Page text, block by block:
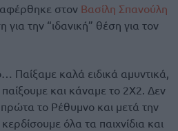
στον Βασίλη Σπανούλη
την “ιδανική” θέση για τον
Παίξαμε καλά ειδικά αμυντικά,
και κάναμε το 2Χ2. Δεν
το Ρέθυμνο και μετά την
όλα τα παιχνίδια και